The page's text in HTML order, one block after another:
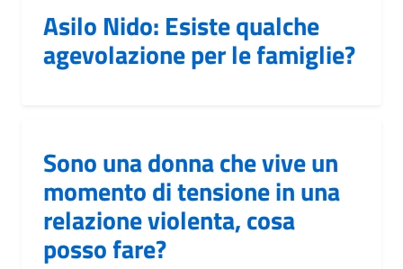
Asilo Nido: Esiste qualche
agevolazione per le famiglie?
Sono una donna che vive un
momento di tensione in una
relazione violenta, cosa
posso fare?